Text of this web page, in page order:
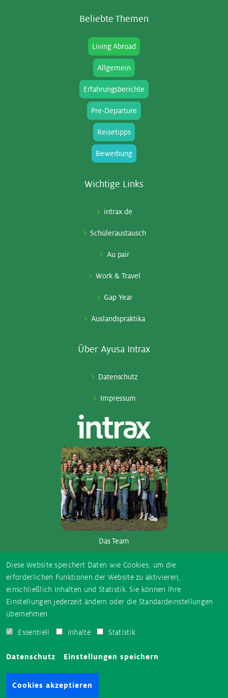
Be­lieb­te The­men
Living Abroad
Allgemein
Erfahrungsberichte
Pre-Departure
Reisetipps
Bewerbung
Wich­ti­ge Links
intrax.de
Schüleraustausch
Au pair
Work & Travel
Gap Year
Auslandspraktika
Über Ayu­sa In­trax
Datenschutz
Impressum
Das Team
So­ci­al Me­dia
E-
InstagramTikTok FacebookYouTube
Diese Website speichert Daten wie Cookies, um die
erforderlichen Funktionen der Website zu aktivieren,
einschließlich Inhalten und Statistik. Sie können Ihre
Einstellungen jederzeit ändern oder die Standardeinstellungen
übernehmen.
Essentiell Inhalte Statistik
Datenschutz Einstellungen speichern
Cookies akzeptieren